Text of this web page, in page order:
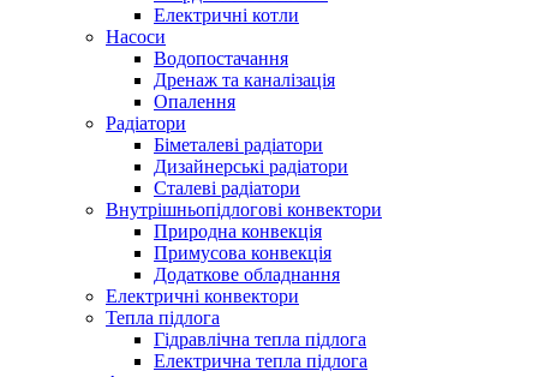
Електричні котли
Насоси
Водопостачання
Дренаж та каналізація
Опалення
Радіатори
Біметалеві радіатори
Дизайнерські радіатори
Сталеві радіатори
Внутрішньопідлогові конвектори
Природна конвекція
Примусова конвекція
Додаткове обладнання
Електричні конвектори
Тепла підлога
Гідравлічна тепла підлога
Електрична тепла підлога